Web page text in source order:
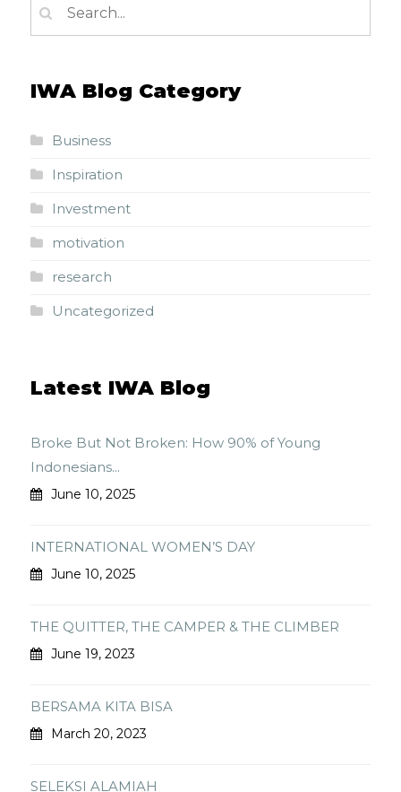
IWA Blog Category
Business
Inspiration
Investment
motivation
research
Uncategorized
Latest IWA Blog
Broke But Not Broken: How 90% of Young
Indonesians...
June 10, 2025
INTERNATIONAL WOMEN’S DAY
June 10, 2025
THE QUITTER, THE CAMPER & THE CLIMBER
June 19, 2023
BERSAMA KITA BISA
March 20, 2023
SELEKSI ALAMIAH